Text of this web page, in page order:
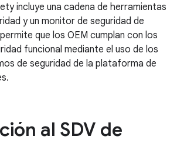
incluye una cadena de herramientas
y un monitor de seguridad de
que los OEM cumplan con los
funcional mediante el uso de los
de seguridad de la plataforma de
al SDV de